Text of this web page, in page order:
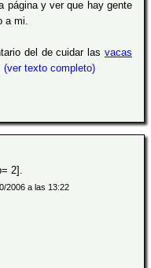
página y ver que hay gente
a mi.
del de cuidar las vacas
(ver texto completo)
2].
2006 a las 13:22